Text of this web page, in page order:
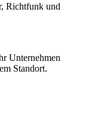
Richtfunk und
Unternehmen
Standort.